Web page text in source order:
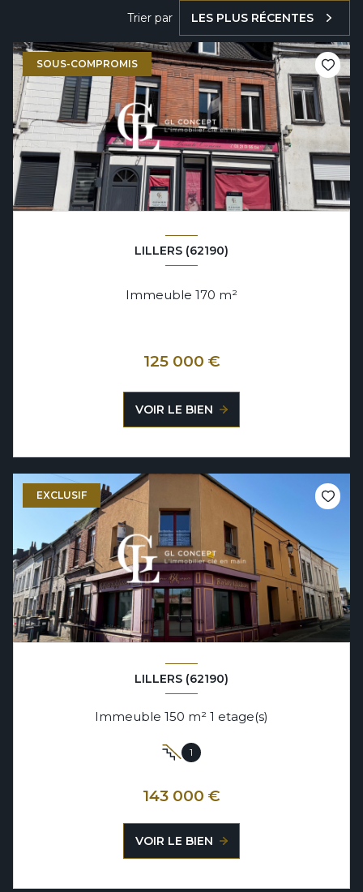
Trier par LES PLUS RÉCENTES
SOUS-COMPROMIS
LILLERS (62190)
Immeuble 170 m²
125 000 €
VOIR LE BIEN
EXCLUSIF
LILLERS (62190)
Immeuble 150 m² 1 etage(s)
1
143 000 €
VOIR LE BIEN